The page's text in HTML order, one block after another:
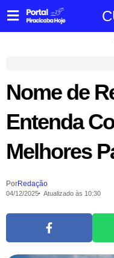
Nome de
Entenda
Melhores
PorRedação
04/12/2025 Atualizado às 10:30